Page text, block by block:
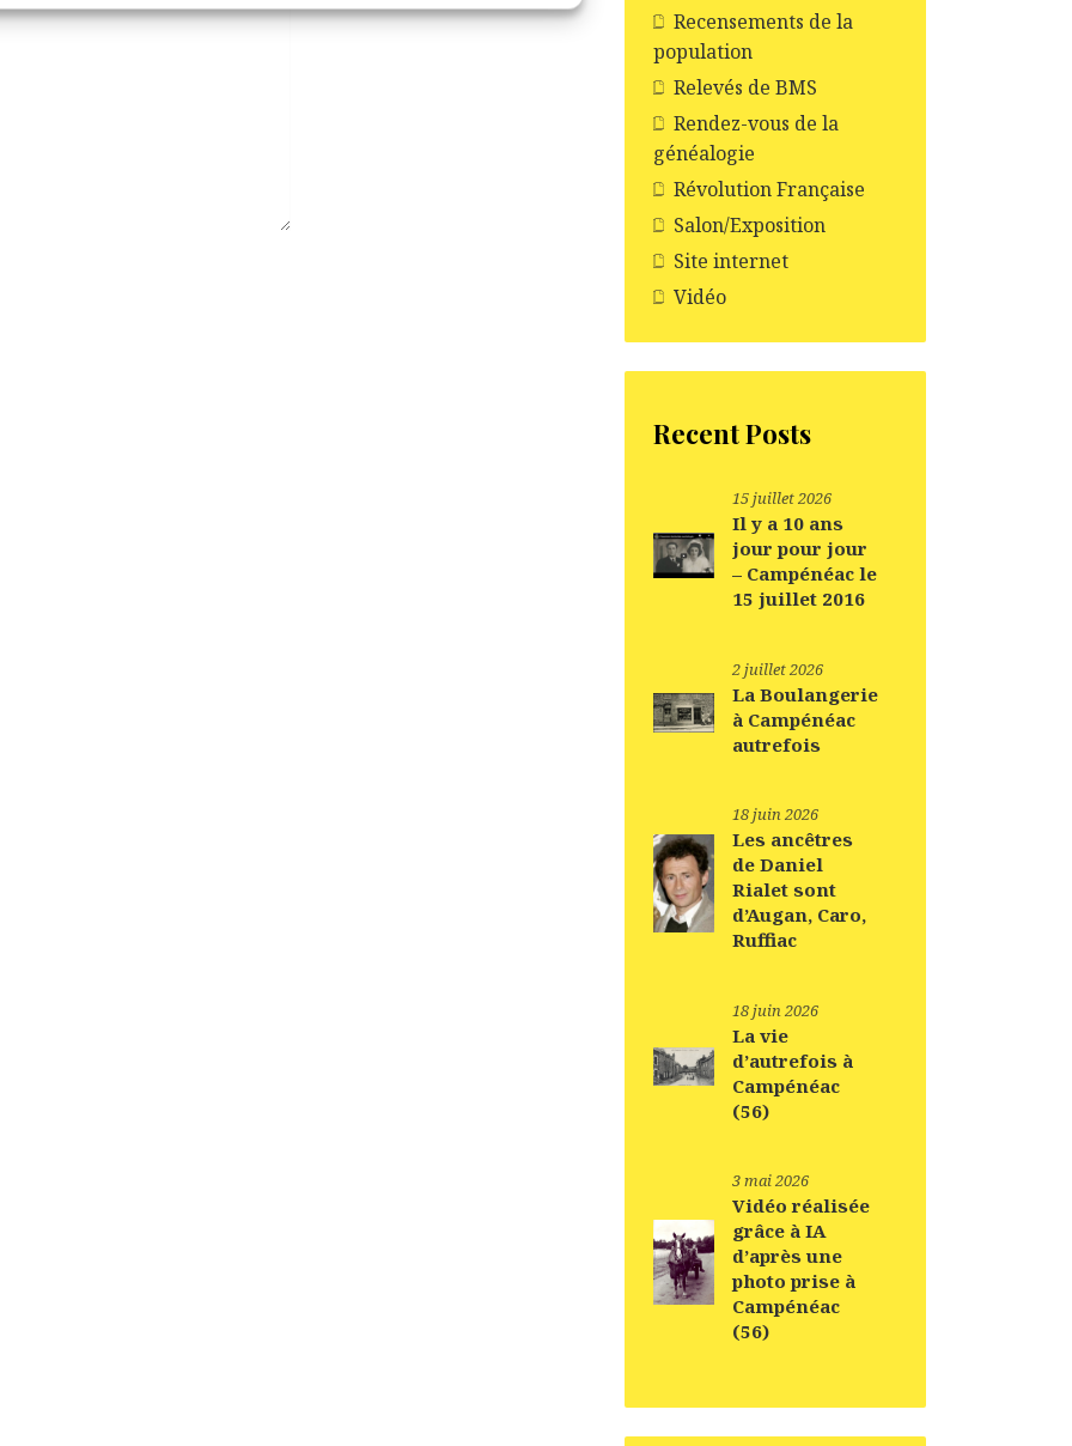
Recensements de la
population
Relevés de BMS
Rendez-vous de la
généalogie
Révolution Française
Salon/Exposition
Site internet
Vidéo
Recent Posts
15 juillet 2026
Il y a 10 ans
jour pour jour
– Campénéac le
15 juillet 2016
2 juillet 2026
La Boulangerie
à Campénéac
autrefois
18 juin 2026
Les ancêtres
de Daniel
Rialet sont
d’Augan, Caro,
Ruffiac
18 juin 2026
La vie
d’autrefois à
Campénéac
(56)
3 mai 2026
Vidéo réalisée
grâce à IA
d’après une
photo prise à
Campénéac
(56)